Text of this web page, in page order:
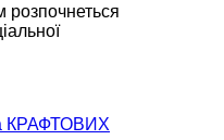
розпочнеться